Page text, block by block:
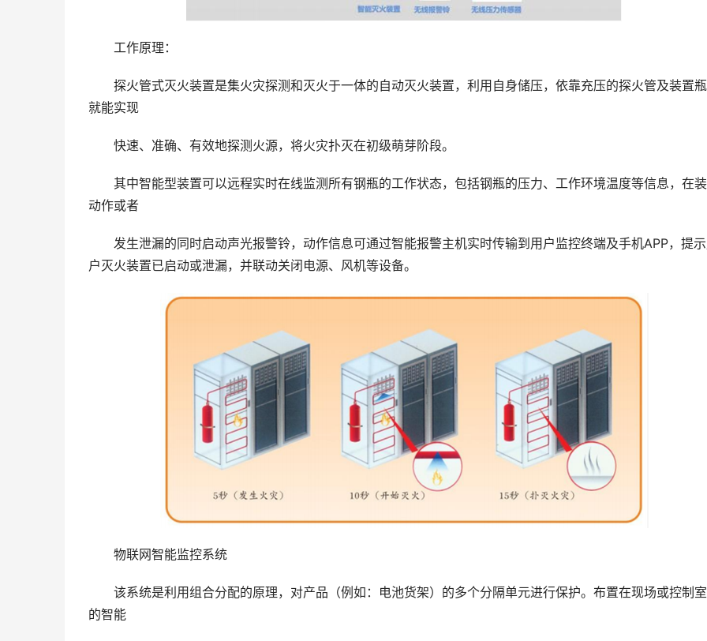
工作原理：
探火管式灭火装置是集火灾探测和灭火于一体的自动灭火装置，利用自身储压，依靠充压的探火管及装置
就能实现
快速、准确、有效地探测火源，将火灾扑灭在初级萌芽阶段。
其中智能型装置可以远程实时在线监测所有钢瓶的工作状态，包括钢瓶的压力、工作环境温度等信息，在
动作或者
发生泄漏的同时启动声光报警铃，动作信息可通过智能报警主机实时传输到用户监控终端及手机APP，提
户灭火装置已启动或泄漏，并联动关闭电源、风机等设备。
物联网智能监控系统
该系统是利用组合分配的原理，对产品（例如：电池货架）的多个分隔单元进行保护。布置在现场或控制
的智能